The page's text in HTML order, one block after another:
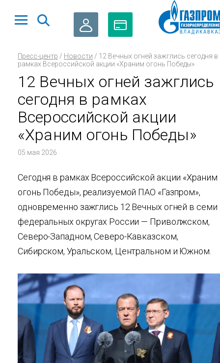
Пресс-центр / Новости / 12 Вечных огней зажглись сегодня в
рамках Всероссийской акции «Храним огонь Победы»
12 Вечных огней зажглись
сегодня в рамках
Всероссийской акции
«Храним огонь Победы»
05 мая 2026
Сегодня в рамках Всероссийской акции «Храним
огонь Победы», реализуемой ПАО «Газпром»,
одновременно зажглись 12 Вечных огней в семи
федеральных округах России — Приволжском,
Северо-Западном, Северо-Кавказском,
Сибирском, Уральском, Центральном и Южном.